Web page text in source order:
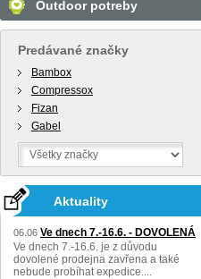
Outdoor potreby
Predávané značky
Bambox
Compressox
Fizan
Gabel
Aktuality
06.06 Ve dnech 7.-16.6. - DOVOLENÁ
Ve dnech 7.-16.6. je z důvodu
dovolené prodejna zavřena a také
nebude probíhat expedice....